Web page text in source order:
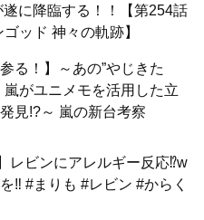
に降臨する！！【第254話
ッド 神々の軌跡】
る！】～あの”やじきた
嵐がユニメモを活用した立
見!?～ 嵐の新台考察
レビンにアレルギー反応⁉w
‼ #まりも #レビン #からく